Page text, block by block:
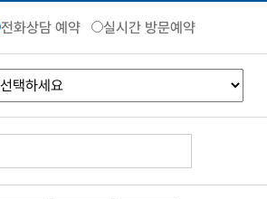
전화상담 예약 실시간 방문예약